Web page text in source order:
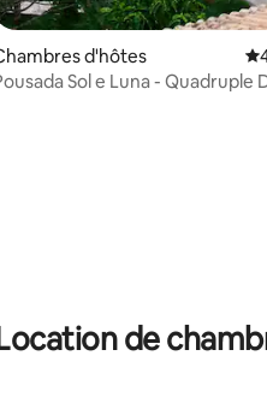
sur la base de 7
d'hôtes
Sol e Luna - Quadruple
de